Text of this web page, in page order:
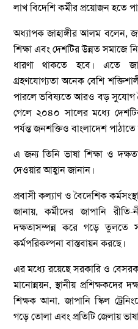
লাখ বিদেশি কর্মীর প্রয়োজন হতে
অধ্যাপক জাহাঙ্গীর আলম বলেন,
শিক্ষা এবং দেশটির উন্নত সমাজে
ধারণা থাকতে হবে। এতে
গ্রহণযোগ্যতা অনেক বেশি
পারলে ভবিষ্যতে আরও বড় সুযোগ
গেলে ২০৪০ সালের মধ্যে
পর্যন্ত জনশক্তিও বাংলাদেশ
এ জন্য তিনি ভাষা শিক্ষা ও
দেওয়ার আহ্বান জানান।
প্রবাসী কল্যাণ ও বৈদেশিক
জানায়, কর্মীদের জাপানি
দক্ষতাসম্পন্ন করে গড়ে তুলতে
কর্মপরিকল্পনা বাস্তবায়ন করছে।
এর মধ্যে রয়েছে সরকারি ও
মানোন্নয়ন, স্থানীয় প্রশিক্ষকদের
শিক্ষক আনা, জাপানি স্কিল
গড়ে তোলা এবং প্রতিটি জেলায়